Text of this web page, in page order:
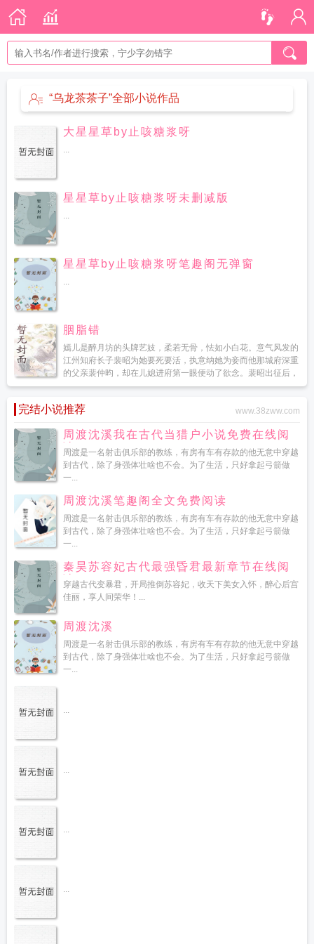
“乌龙茶茶子”全部小说作品
大星星草by止咳糖浆呀
...
星星草by止咳糖浆呀未删减版
...
星星草by止咳糖浆呀笔趣阁无弹窗
...
胭脂错
嫣儿是醉月坊的头牌艺妓，柔若无骨，怯如小白花。意气风发的
江州知府长子裴昭为她要死要活，执意纳她为妾而他那城府深重
的父亲裴仲昀，却在儿媳进府第一眼便动了欲念。裴昭出征后，
裴仲昀步步紧逼，从试探到强占，嫣儿怕他不敢反抗更不敢声张
完结小说推荐 www.38zww.com
周渡沈溪我在古代当猎户小说免费在线阅
读
周渡是一名射击俱乐部的教练，有房有车有存款的他无意中穿越
到古代，除了身强体壮啥也不会。为了生活，只好拿起弓箭做
一...
周渡沈溪笔趣阁全文免费阅读
周渡是一名射击俱乐部的教练，有房有车有存款的他无意中穿越
到古代，除了身强体壮啥也不会。为了生活，只好拿起弓箭做
一...
秦昊苏容妃古代最强昏君最新章节在线阅
读
穿越古代变暴君，开局推倒苏容妃，收天下美女入怀，醉心后宫
佳丽，享人间荣华！...
周渡沈溪
周渡是一名射击俱乐部的教练，有房有车有存款的他无意中穿越
到古代，除了身强体壮啥也不会。为了生活，只好拿起弓箭做
一...
...
...
...
...